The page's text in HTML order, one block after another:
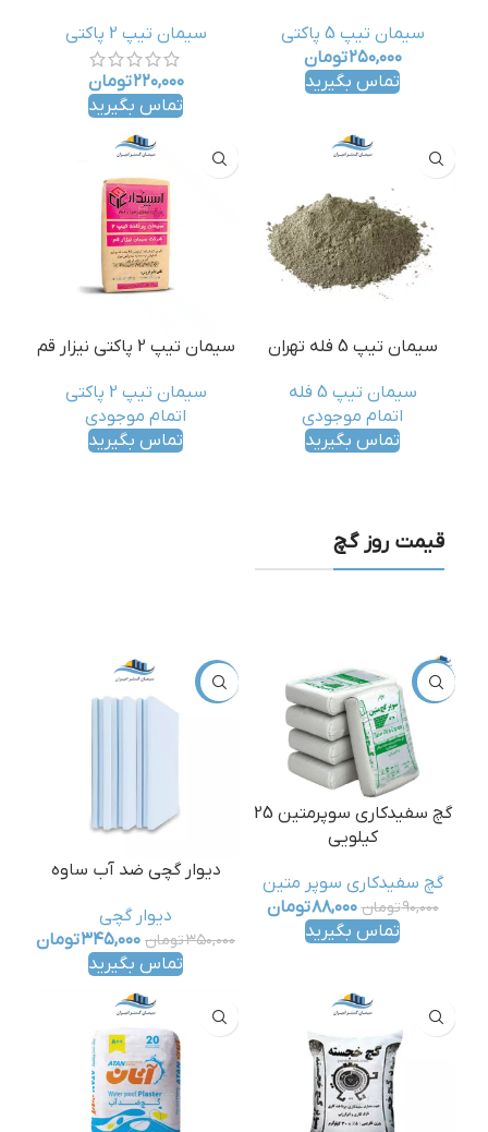
سیمان تیپ 5 پاکتی
۲۵۰,۰۰۰تومان
تماس بگیرید
سیمان تیپ 2 پاکتی
۲۲۰,۰۰۰تومان
تماس بگیرید
سیمان تیپ 5 فله تهران
سیمان تیپ 5 فله
اتمام موجودی
تماس بگیرید
سیمان تیپ 2 پاکتی نیزار قم
سیمان تیپ 2 پاکتی
اتمام موجودی
تماس بگیرید
قیمت روز گچ
-2%
گچ سفیدکاری سوپرمتین 25
کیلویی
گچ سفیدکاری سوپر متین
۹۰,۰۰۰تومان ۸۸,۰۰۰تومان
تماس بگیرید
-1%
دیوار گچی ضد آب ساوه
دیوار گچی
۳۵۰,۰۰۰تومان ۳۴۵,۰۰۰تومان
تماس بگیرید